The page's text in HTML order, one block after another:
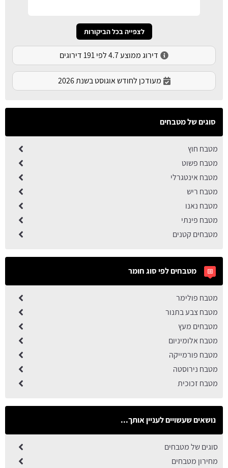
לצפייה בכל הביקורות
דירוג ממוצע 4.7 לפי 191 דירוגים
מעודכן לחודש אוגוסט בשנת 2026
סוגים של מטבחים
מטבח חוץ
מטבח פשוט
מטבח אינטגרלי
מטבח ריש
מטבח נאנו
מטבח פינתי
מטבחים קטנים
מטבחים לפי סוג חומר
מטבח פולימר
מטבח צבע בתנור
מטבחים מעץ
מטבח אלומיניום
מטבח פורמייקה
מטבח נירוסטה
מטבח זכוכית
נושאים שעשויים לעניין אותך...
סוגים של מטבחים
מחירון מטבחים